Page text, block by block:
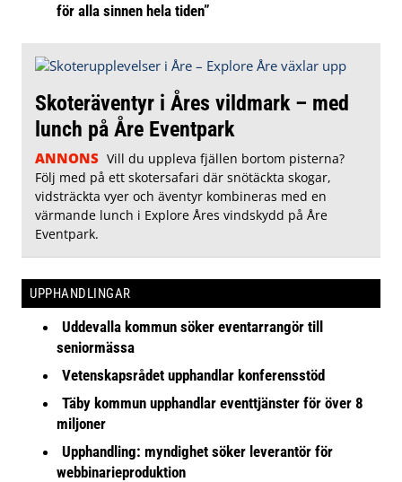
för alla sinnen hela tiden”
Skoteräventyr i Åres vildmark – med
lunch på Åre Eventpark
ANNONS Vill du uppleva fjällen bortom pisterna?
Följ med på ett skotersafari där snötäckta skogar,
vidsträckta vyer och äventyr kombineras med en
värmande lunch i Explore Åres vindskydd på Åre
Eventpark.
UPPHANDLINGAR
Uddevalla kommun söker eventarrangör till
seniormässa
Vetenskapsrådet upphandlar konferensstöd
Täby kommun upphandlar eventtjänster för över 8
miljoner
Upphandling: myndighet söker leverantör för
webbinarieproduktion